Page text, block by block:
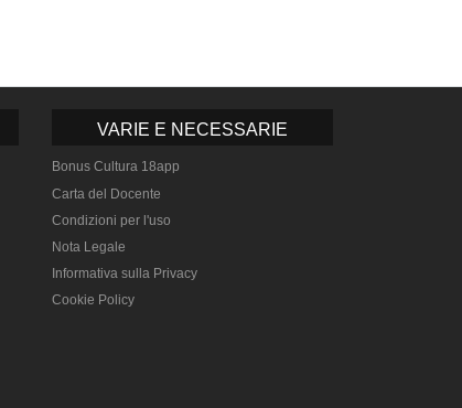
VARIE E NECESSARIE
Bonus Cultura 18app
Carta del Docente
Condizioni per l'uso
Nota Legale
Informativa sulla Privacy
Cookie Policy